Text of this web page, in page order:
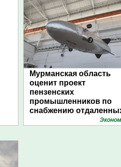
Мурманская область
оценит проект
пензенских
промышленников по
снабжению
поселений с помощью